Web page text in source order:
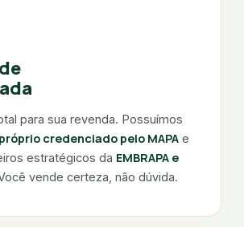
para sua revenda. Possuímos
credenciado pelo MAPA e
estratégicos da EMBRAPA e
vende certeza, não dúvida.